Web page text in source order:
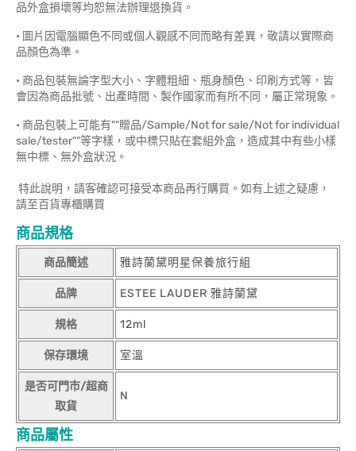
品外盒損壞等均恕無法辦理退換貨。
• 圖片因電腦顯色不同或個人觀感不同而略有差異，敬請以實際商
品顏色為準。
• 商品包裝無論字型大小、字體粗細、瓶身顏色、印刷方式等，皆
會因為商品批號、出產時間、製作國家而有所不同，屬正常現象。
• 商品包裝上可能有""贈品/Sample/Not for sale/Not for individual
sale/tester""等字樣，或中標只貼在套組外盒，造成其中有些小樣
無中標、無外盒狀況。
特此說明，請客確認可接受本商品再行購買。如有上述之疑慮，
請至百貨專櫃購買
商品規格
商品簡述 雅詩蘭黛明星保養旅行組
品牌 ESTEE LAUDER 雅詩蘭黛
規格 12ml
保存環境 室溫
是否可門市/超商
取貨
N
商品屬性